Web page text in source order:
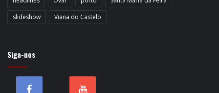
slideshow
Viana do Castelo
Siga-nos